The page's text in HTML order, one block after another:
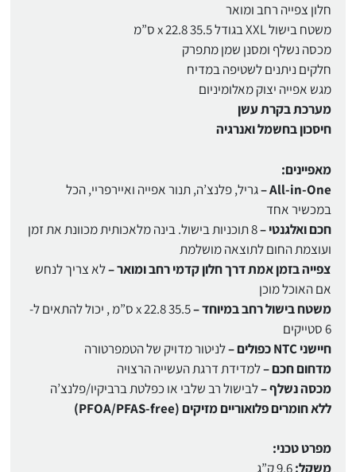
חלון צפייה רחב ומואר
משטח בישול XXL בגודל 35.5 x 22.8 ס”מ
מכסה נשלף ומסנן שמן מתפרק
חלקים ניתנים לשטיפה במדיח
מגש אפייה יצוק מאלומיניום
מערכת בקרת עשן
חיסכון בחשמל ואנרגיה
מאפיינים:
All-in-One –
גריל, פלנצ’ה, תנור אפייה ואיירפריי, הכל
במכשיר אחד
חכם ואלגנטי –
8 תוכניות בישול. בינה מלאכותית מכוונת את זמן
ועוצמת החום לתוצאה מושלמת
צפייה בזמן אמת דרך חלון קדמי רחב ומואר –לא צריך לנחש
אם האוכל מוכן
משטח בישול רחב במיוחד –
35.5 x 22.8 ס”מ , יכול להתאים ל-
6 סטייקים
חיישני NTC כפולים –
לניטור מדויק של הטמפרטורה
מדחום חכם –למדידת דרגת העשייה הרצויה
מכסה נשלף –לבישול רב שלבי או כפלטת ברביקיו/פלנצ’ה
ללא חומרים פלואוריים מזיקים (PFOA/PFAS-free)
מפרט טכני:
משקל:9.6 ק”ג